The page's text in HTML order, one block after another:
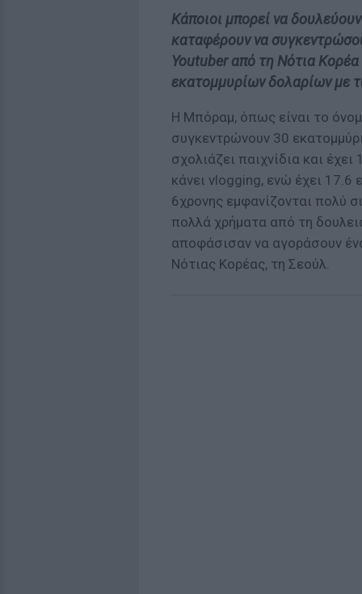
Κάποιοι μπορεί να
καταφέρουν να
Youtuber από τη Νότια
εκατομμυρίων δολαρίων με
Η Μπόραμ, όπως είναι το
συγκεντρώνουν 30
σχολιάζει παιχνίδια και
κάνει vlogging, ενώ έχει 17.6
6χρονης εμφανίζονται πολύ
πολλά χρήματα από τη
αποφάσισαν να αγοράσουν
Νότιας Κορέας, τη Σεούλ.